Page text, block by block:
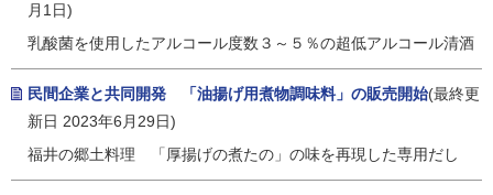
月1日)
乳酸菌を使用したアルコール度数３～５％の超低アルコール清酒
民間企業と共同開発 「油揚げ用煮物調味料」の販売開始(最終更
新日 2023年6月29日)
福井の郷土料理 「厚揚げの煮たの」の味を再現した専用だし